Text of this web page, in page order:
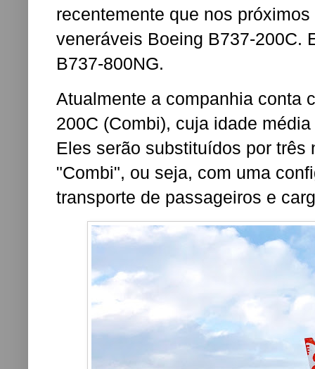
recentemente que nos
veneráveis ​​Boeing B737-200C.
B737-800NG.
Atualmente a companhia conta
200C (Combi), cuja idade média
Eles serão substituídos por três
"Combi", ou seja, com uma
transporte de passageiros e